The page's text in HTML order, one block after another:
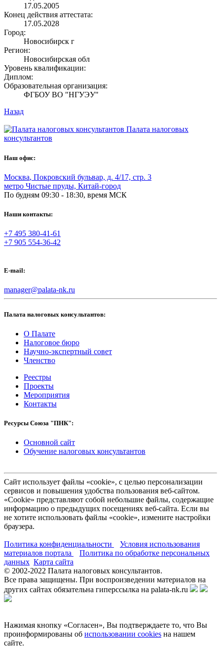
17.05.2005
Конец действия аттестата:
17.05.2028
Город:
Новосибирск г
Регион:
Новосибирская обл
Уровень квалификации:
Диплом:
Образовательная организация:
ФГБОУ ВО "НГУЭУ"
Назад
Палата налоговых
консультантов
Наш офис:
Москва, Покровский бульвар, д. 4/17, стр. 3
метро Чистые пруды, Китай-город
По будням 09:30 - 18:30, время МСК
Наши контакты:
+7 495 380-41-61
+7 905 554-36-42
E-mail:
manager@palata-nk.ru
Палата налоговых консультантов:
О Палате
Налоговое бюро
Научно-экспертный совет
Членство
Реестры
Проекты
Мероприятия
Контакты
Ресурсы Союза "ПНК":
Основной сайт
Обучение налоговых консультантов
Сайт использует файлы «cookie», с целью персонализации
сервисов и повышения удобства пользования веб-сайтом.
«Cookie» представляют собой небольшие файлы, содержащие
информацию о предыдущих посещениях веб-сайта. Если вы
не хотите использовать файлы «cookie», измените настройки
браузера.
Политика конфиденциальности
Условия использования
материалов портала
Политика по обработке персональных
данных Карта сайта
© 2002-2022 Палата налоговых консультантов.
Все права защищены. При воспроизведении материалов на
других сайтах обязательна гиперссылка на palata-nk.ru
Нажимая кнопку «Согласен», Вы подтверждаете то, что Вы
проинформированы об использовании cookies на нашем
сайте.